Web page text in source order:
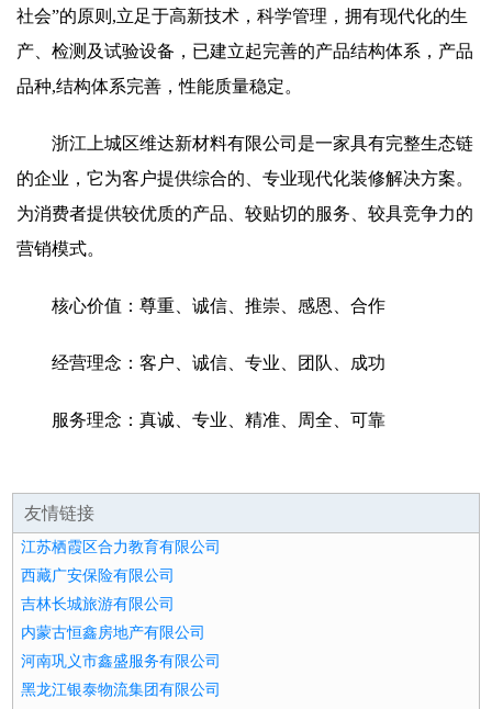
社会”的原则,立足于高新技术，科学管理，拥有现代化的生
产、检测及试验设备，已建立起完善的产品结构体系，产品
品种,结构体系完善，性能质量稳定。
浙江上城区维达新材料有限公司是一家具有完整生态链
的企业，它为客户提供综合的、专业现代化装修解决方案。
为消费者提供较优质的产品、较贴切的服务、较具竞争力的
营销模式。
核心价值：尊重、诚信、推崇、感恩、合作
经营理念：客户、诚信、专业、团队、成功
服务理念：真诚、专业、精准、周全、可靠
友情链接
江苏栖霞区合力教育有限公司
西藏广安保险有限公司
吉林长城旅游有限公司
内蒙古恒鑫房地产有限公司
河南巩义市鑫盛服务有限公司
黑龙江银泰物流集团有限公司